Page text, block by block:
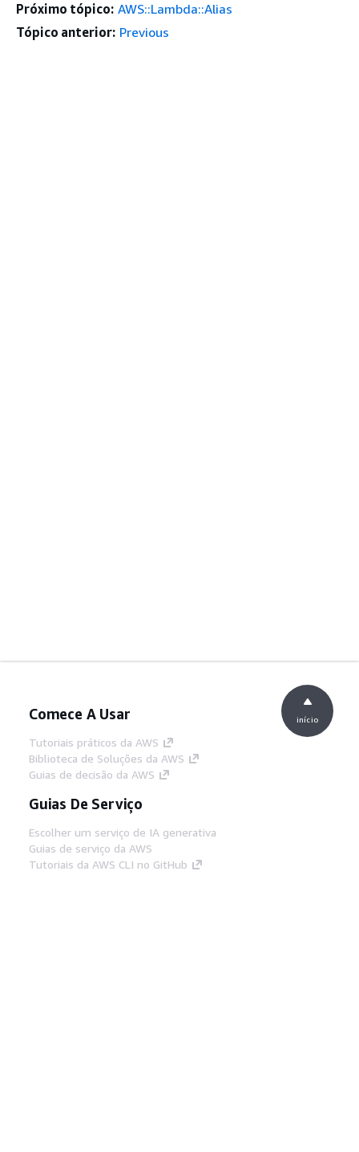
Próximo tópico: AWS::Lambda::Alias
Tópico anterior: Previous
Comece A Usar
Tutoriais práticos da AWS
Biblioteca de Soluções da AWS
Guias de decisão da AWS
Guias De Serviço
Escolher um serviço de IA generativa
Guias de serviço da AWS
Tutoriais da AWS CLI no GitHub
início